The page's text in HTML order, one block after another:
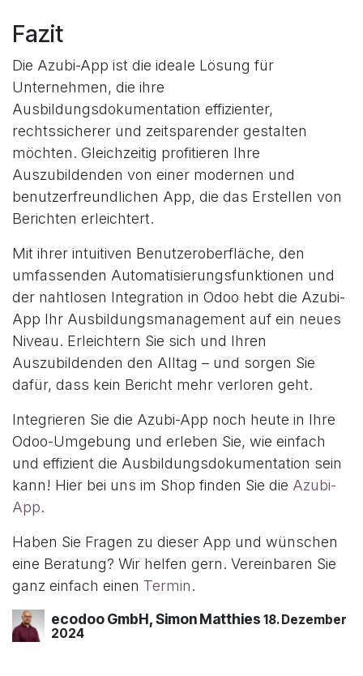
Fazit
Die Azubi-App ist die ideale Lösung für
Unternehmen, die ihre
Ausbildungsdokumentation effizienter,
rechtssicherer und zeitsparender gestalten
möchten. Gleichzeitig profitieren Ihre
Auszubildenden von einer modernen und
benutzerfreundlichen App, die das Erstellen von
Berichten erleichtert.
Mit ihrer intuitiven Benutzeroberfläche, den
umfassenden Automatisierungsfunktionen und
der nahtlosen Integration in Odoo hebt die Azubi-
App Ihr Ausbildungsmanagement auf ein neues
Niveau. Erleichtern Sie sich und Ihren
Auszubildenden den Alltag – und sorgen Sie
dafür, dass kein Bericht mehr verloren geht.
Integrieren Sie die Azubi-App noch heute in Ihre
Odoo-Umgebung und erleben Sie, wie einfach
und effizient die Ausbildungsdokumentation sein
kann! Hier bei uns im Shop finden Sie die Azubi-
App.
Haben Sie Fragen zu dieser App und wünschen
eine Beratung? Wir helfen gern. Vereinbaren Sie
ganz einfach einen Termin.
ecodoo GmbH, Simon Matthies 18. Dezember
2024